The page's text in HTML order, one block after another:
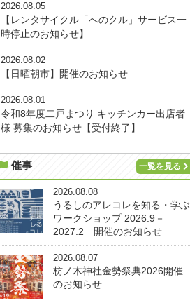
2026.08.05
【レンタサイクル「へのクル」サービス一
時停止のお知らせ】
2026.08.02
【日曜朝市】開催のお知らせ
2026.08.01
令和8年度二戸まつり キッチンカー出店者
様 募集のお知らせ【受付終了】
催事 一覧を見る
2026.08.08
うるしのアレコレを知る・学ぶ
ワークショップ 2026.9－
2027.2 開催のお知らせ
2026.08.07
枋ノ木神社金勢祭典2026開催
のお知らせ